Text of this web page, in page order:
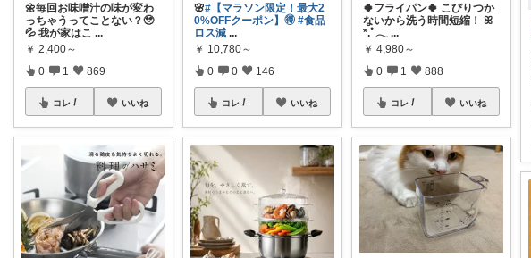
🌼毎回お味噌汁の味が変わ
っちゃうってことない？🥹
💦 我が家はこ ...
￥ 2,400～
0 1 869
コレ いいね
🌸#【マラソン限定！最大2
0%OFFクーポン】🉐 #食品
ロス減 ...
￥ 10,780～
0 0 146
コレ いいね
🍀フライパン🍀 こびりつか
ないから洗う時間短縮！ ꕤ
*.ﾟ𓂃 ...
￥ 4,980～
0 1 888
コレ いいね